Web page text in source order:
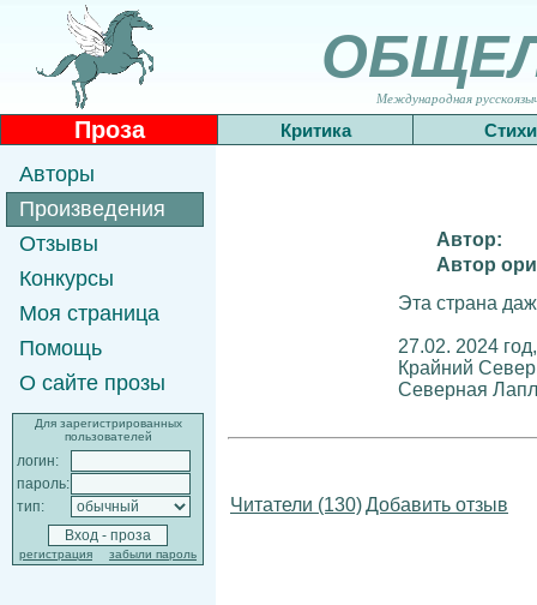
Международная
Проза Критика Стихи
Авторы
Произведения
Отзывы
Конкурсы
Моя страница
Помощь
О сайте прозы
Для зарегистрированных
пользователей
логин:
пароль:
тип:
регистрация забыли пароль
Автор:
Автор
Эта страна
27.02. 2024 год,
Крайний
Северная
Читатели (130)Добавить отзыв